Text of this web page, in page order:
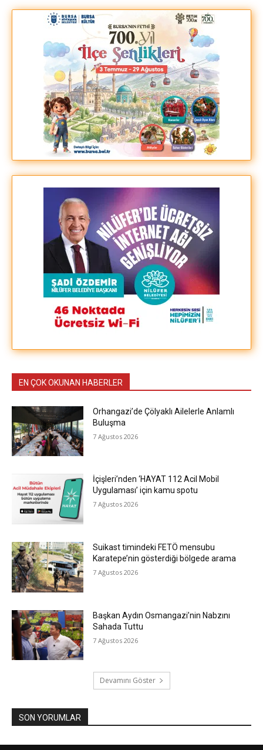
EN ÇOK OKUNAN HABERLER
Orhangazi’de Çölyaklı Ailelerle Anlamlı
Buluşma
7 Ağustos 2026
İçişleri’nden ‘HAYAT 112 Acil Mobil
Uygulaması’ için kamu spotu
7 Ağustos 2026
Suikast timindeki FETÖ mensubu
Karatepe’nin gösterdiği bölgede arama
7 Ağustos 2026
Başkan Aydın Osmangazi’nin Nabzını
Sahada Tuttu
7 Ağustos 2026
Devamını Göster
SON YORUMLAR